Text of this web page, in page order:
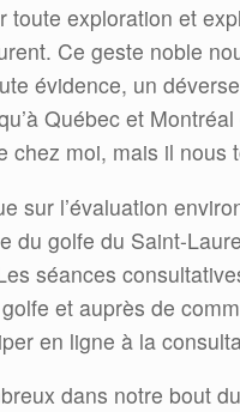
exploration et
Ce geste noble
évidence, un
Québec et
chez moi, mais il nous
sur l’évaluation
du golfe du Saint-
séances
et auprès de
en ligne à la
dans notre bout